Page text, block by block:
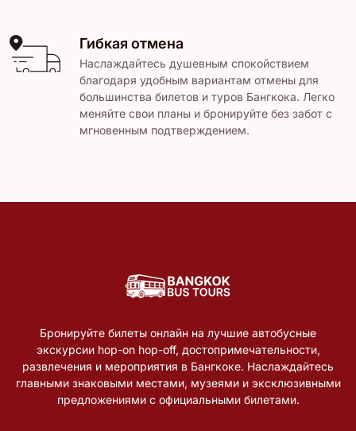
Гибкая отмена
Наслаждайтесь душевным спокойствием
благодаря удобным вариантам отмены для
большинства билетов и туров Бангкока. Легко
меняйте свои планы и бронируйте без забот с
мгновенным подтверждением.
Бронируйте билеты онлайн на лучшие автобусные
экскурсии hop-on hop-off, достопримечательности,
развлечения и мероприятия в Бангкоке. Наслаждайтесь
главными знаковыми местами, музеями и эксклюзивными
предложениями с официальными билетами.